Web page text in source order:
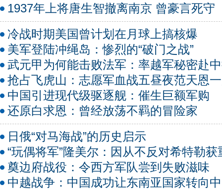
1937年上将唐生智撤离南京 曾豪言死守
冷战时期美国曾计划在月球上搞核爆
美军登陆冲绳岛：惨烈的“破门之战”
武元甲为何能击败法军：率越军秘密赴
抢占飞虎山：志愿军血战五昼夜范天恩
中国引进现代级驱逐舰：催生巨额军购
还原白求恩：曾经放荡不羁的冒险家
日俄“对马海战”的历史启示
“玩偶将军”隆美尔：因从不反对希特勒获
奠边府战役：令西方军队尝到失败滋味
中越战争：中国成功让东南亚国家转向